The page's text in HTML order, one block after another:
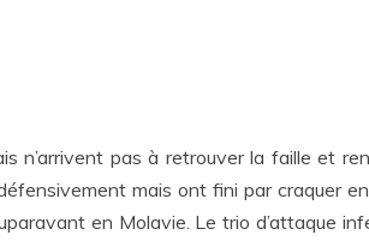
n’arrivent pas à retrouver la faille et
mais ont fini par craquer
en Molavie. Le trio d’attaque